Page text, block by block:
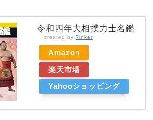
令和四年大相撲力士名鑑
created by Rinker
Amazon
楽天市場
Yahooショッピング